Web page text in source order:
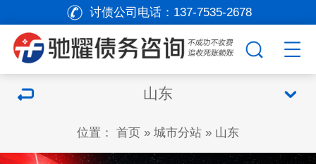
讨债公司电话： 137-7535-2678
山东
位置： 首页 » 城市分站 » 山东